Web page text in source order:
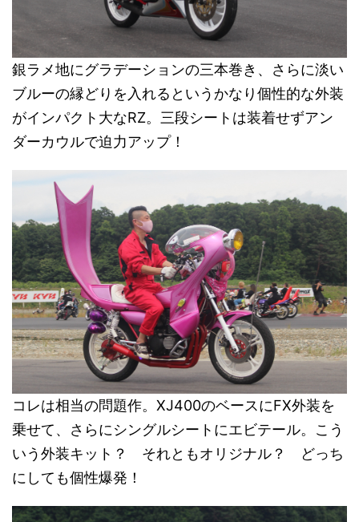
銀ラメ地にグラデーションの三本巻き、さらに淡い
ブルーの縁どりを入れるというかなり個性的な外装
がインパクト大なRZ。三段シートは装着せずアン
ダーカウルで迫力アップ！
コレは相当の問題作。XJ400のベースにFX外装を
乗せて、さらにシングルシートにエビテール。こう
いう外装キット？ それともオリジナル？ どっち
にしても個性爆発！